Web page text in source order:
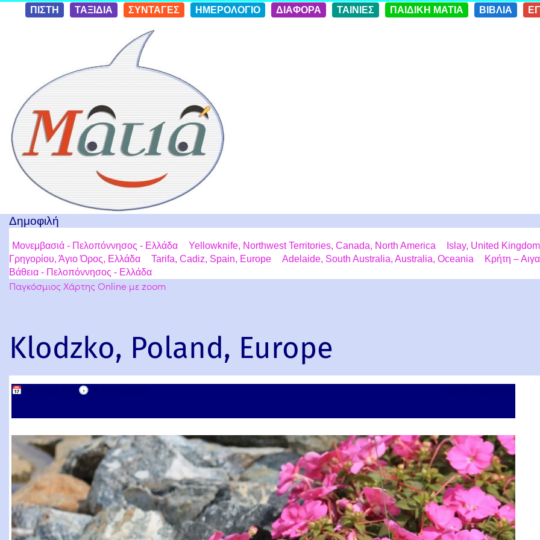
Skip to
conten
ΠΙΣΤΗ ΤΑΞΙΔΙΑ ΣΥΝΤΑΓΕΣ ΗΜΕΡΟΛΟΓΙΟ ΔΙΑΦΟΡΑ ΤΑΙΝΙΕΣ ΠΑΙΔΙΚΗ ΜΑΤΙΑ ΒΙΒΛΙΑ
Δημοφιλή
Μονεμβασιά - Πελοπόννησος - Ελλάδα Yellowknife, Northwest Territories, Canada, North America Islay, United
Γρηγορίου, Άγιο Όρος, Ελλάδα
Tarifa, Cadiz, Spain, Europe Adelaide, South Australia, Australia, Oceania Κρήτη –
Βάθεια - Πελοπόννησος - Ελλάδα
Παγκόσμιος Χάρτης Online με zoom
Klodzko, Poland, Europe
📅 🕟